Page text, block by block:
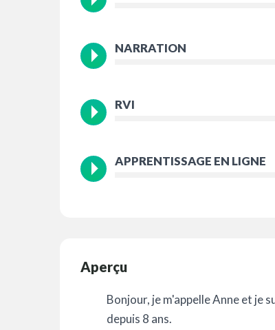
NARRATION
RVI
APPRENTISSAGE EN LIGNE
Aperçu
Bonjour, je m'appelle Anne et je
depuis 8 ans.